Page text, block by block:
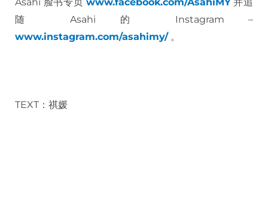
随 Asahi 的 Instagram –
www.instagram.com/asahimy/。
TEXT：祺媛